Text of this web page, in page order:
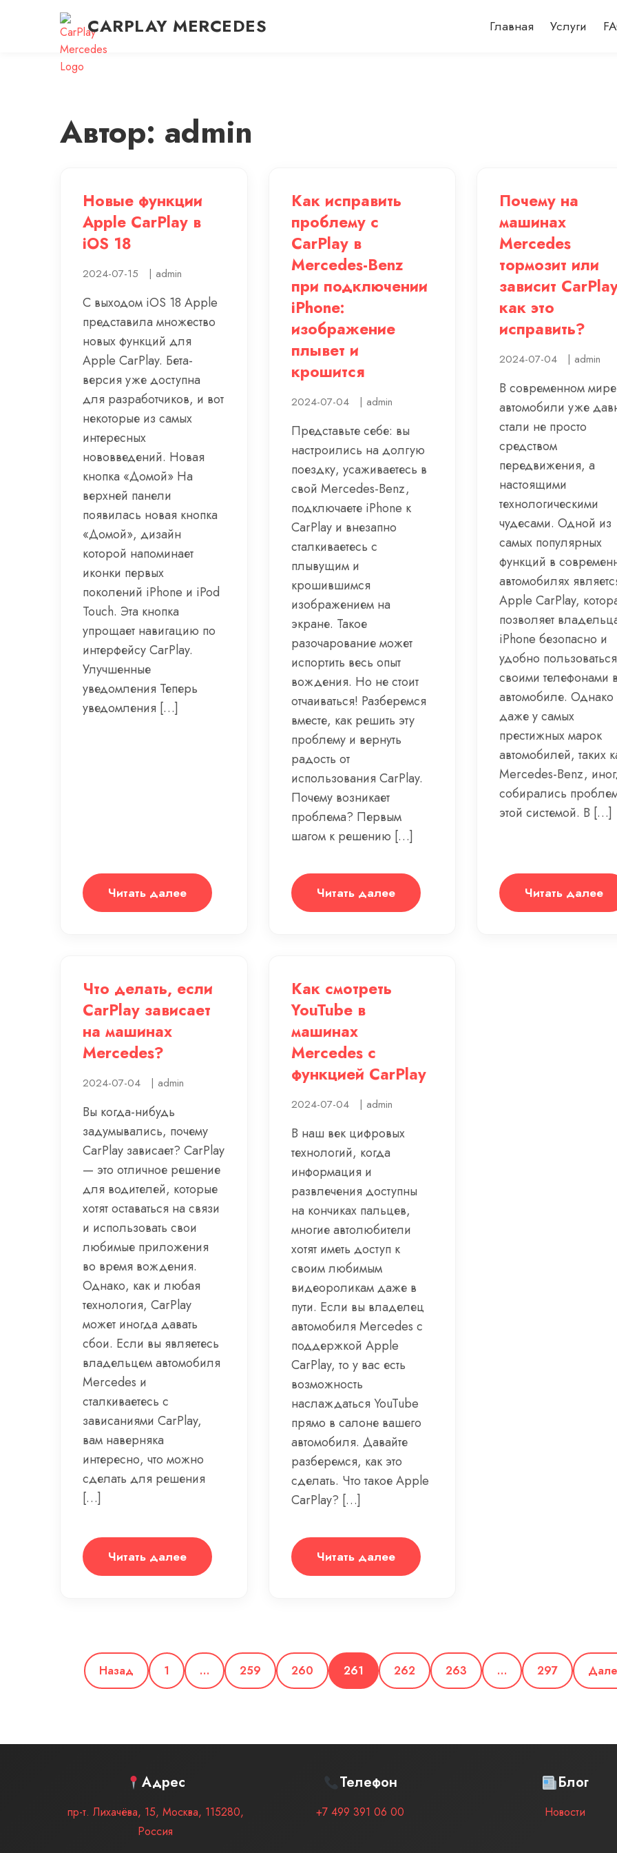
CARPLAY MERCEDES Главная Услуги
Автор: admin
Новые функции
Apple CarPlay в
iOS 18
2024-07-15 | admin
С выходом iOS 18 Apple
представила множество
новых функций для
Apple CarPlay. Бета-
версия уже доступна
для разработчиков, и вот
некоторые из самых
интересных
нововведений. Новая
кнопка «Домой» На
верхней панели
появилась новая кнопка
«Домой», дизайн
которой напоминает
иконки первых
поколений iPhone и iPod
Touch. Эта кнопка
упрощает навигацию по
интерфейсу CarPlay.
Улучшенные
уведомления Теперь
уведомления […]
Читать далее
Как исправить
проблему с
CarPlay в
Mercedes-Benz
при подключении
iPhone:
изображение
плывет и
крошится
2024-07-04 | admin
Представьте себе: вы
настроились на долгую
поездку, усаживаетесь в
свой Mercedes-Benz,
подключаете iPhone к
CarPlay и внезапно
сталкиваетесь с
плывущим и
крошившимся
изображением на
экране. Такое
разочарование может
испортить весь опыт
вождения. Но не стоит
отчаиваться! Разберемся
вместе, как решить эту
проблему и вернуть
радость от
использования CarPlay.
Почему возникает
проблема? Первым
шагом к решению […]
Читать далее
Почему на
машинах
Mercedes
тормозит или
зависит
как это
исправить?
2024-07-04 | admin
В современном мире
автомобили уже
стали не просто
средством
передвижения, а
настоящими
технологическими
чудесами. Одной из
самых популярных
функций в
автомобилях
Apple CarPlay,
позволяет
iPhone безопасно и
удобно пользоваться
своими телефонами в
автомобиле. Однако
даже у самых
престижных марок
автомобилей, таких
Mercedes-Benz,
собирались
этой системой. В […]
Читать далее
Что делать, если
CarPlay зависает
на машинах
Mercedes?
2024-07-04 | admin
Вы когда-нибудь
задумывались, почему
CarPlay зависает? CarPlay
— это отличное решение
для водителей, которые
хотят оставаться на связи
и использовать свои
любимые приложения
во время вождения.
Однако, как и любая
технология, CarPlay
может иногда давать
сбои. Если вы являетесь
владельцем автомобиля
Mercedes и
сталкиваетесь с
зависаниями CarPlay,
вам наверняка
интересно, что можно
сделать для решения
[…]
Читать далее
Как смотреть
YouTube в
машинах
Mercedes с
функцией CarPlay
2024-07-04 | admin
В наш век цифровых
технологий, когда
информация и
развлечения доступны
на кончиках пальцев,
многие автолюбители
хотят иметь доступ к
своим любимым
видеороликам даже в
пути. Если вы владелец
автомобиля Mercedes с
поддержкой Apple
CarPlay, то у вас есть
возможность
наслаждаться YouTube
прямо в салоне вашего
автомобиля. Давайте
разберемся, как это
сделать. Что такое Apple
CarPlay? […]
Читать далее
Назад 1 … 259 260 261 262 263 … 297
Адрес
пр-т. Лихачёва, 15, Москва, 115280,
Россия
Телефон
+7 499 391 06 00
Блог
Новости